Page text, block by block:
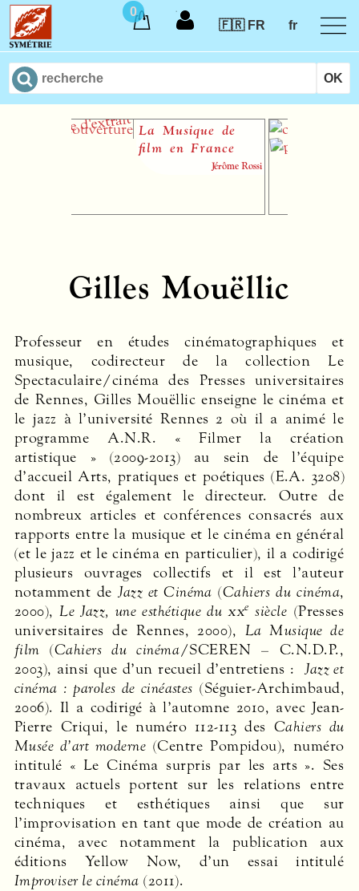
0
🇫🇷 FR
fr
La Musique de
film en France
Jérôme Rossi
Gilles Mouëllic
Professeur en études cinématographiques et
musique, codirecteur de la collection Le
Spectaculaire/cinéma des Presses universitaires
de Rennes, Gilles Mouëllic enseigne le cinéma et
le jazz à l’université Rennes 2 où il a animé le
programme A.N.R. « Filmer la création
artistique » (2009-2013) au sein de l’équipe
d’accueil Arts, pratiques et poétiques (E.A. 3208)
dont il est également le directeur. Outre de
nombreux articles et conférences consacrés aux
rapports entre la musique et le cinéma en général
(et le jazz et le cinéma en particulier), il a codirigé
plusieurs ouvrages collectifs et il est l’auteur
notamment deJazz et Cinéma (Cahiers du cinéma,
2000),Le Jazz, une esthétique duxxe siècle (Presses
universitaires de Rennes, 2000), La Musique de
film (Cahiers du cinéma/SCEREN – C.N.D.P.,
2003), ainsi que d’un recueil d’entretiens :Jazz et
cinéma : paroles de cinéastes (Séguier-Archimbaud,
2006). Il a codirigé à l’automne 2010, avec Jean-
Pierre Criqui, le numéro 112-113 des Cahiers du
Musée d’art moderne (Centre Pompidou), numéro
intitulé « Le Cinéma surpris par les arts ». Ses
travaux actuels portent sur les relations entre
techniques et esthétiques ainsi que sur
l’improvisation en tant que mode de création au
cinéma, avec notamment la publication aux
éditions Yellow Now, d’un essai intitulé
Improviser le cinéma (2011).